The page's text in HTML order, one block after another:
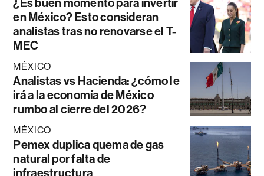
¿Es buen momento para invertir
en México? Esto consideran
analistas tras no renovarse el T-
MEC
MÉXICO
Analistas vs Hacienda: ¿cómo le
irá a la economía de México
rumbo al cierre del 2026?
MÉXICO
Pemex duplica quema de gas
natural por falta de